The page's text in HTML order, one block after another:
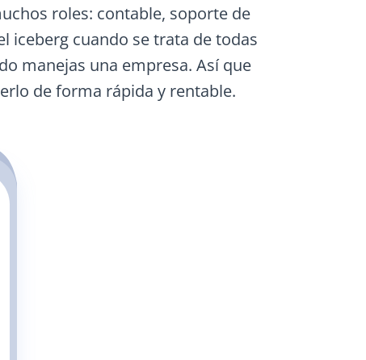
roles: contable, soporte de
iceberg cuando se trata de todas
manejas una empresa. Así que
de forma rápida y rentable.